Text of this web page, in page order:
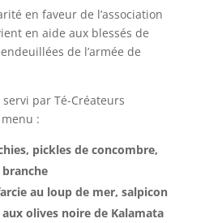
en faveur de l’association
en aide aux blessés de
de l’armée de
par Té-Créateurs
:
pickles de concombre,
au loup de mer, salpicon
olives noire de Kalamata